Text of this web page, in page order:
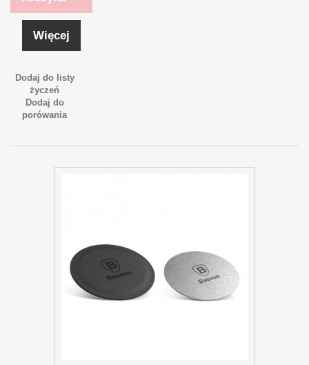
Więcej
Dodaj do listy
życzeń
Dodaj do
porówania